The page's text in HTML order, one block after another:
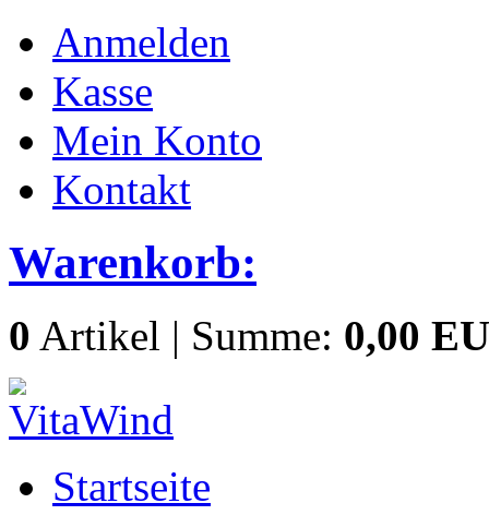
Anmelden
Kasse
Mein Konto
Kontakt
Warenkorb:
0 Artikel | Summe: 0,00
Startseite